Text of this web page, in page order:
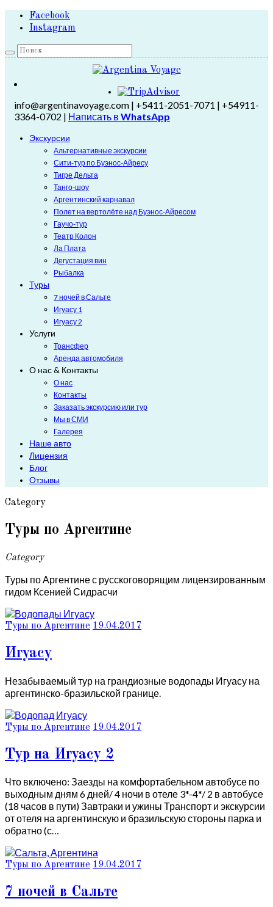
Facebook
Instagram
info@argentinavoyage.com | +5411-2051-7071 | +54911-
3364-0702 | Написать в WhatsApp
Экскурсии
Альтернативные экскурсии
Сити-тур по Буэнос-Айресу
Тигре Дельта
Танго-шоу
Аргентинский карнавал
Полет на вертолёте над Буэнос-Айресом
Гаучо-тур
Театр Колон
Ла Плата
Дегустация вин
Рыбалка
Туры
7 ночей в Сальте
Игуасу 1
Игуасу 2
Услуги
Трансфер
Аренда автомобиля
О нас & Контакты
О нас
Контакты
Заказать экскурсию или тур
Мы в СМИ
Галерея
Наше авто
Лицензия
Блог
Отзывы
Category
Туры по Аргентине
Category
Туры по Аргентине с русскоговорящим лицензированным
гидом Ксенией Сидрасчи
Туры по Аргентине 19.04.2017
Игуасу
Незабываемый тур на грандиозные водопады Игуасу на
аргентинско-бразильской границе.
Туры по Аргентине 19.04.2017
Тур на Игуасу 2
Что включено: Заезды на комфортабельном автобусе по
выходным дням 6 дней/ 4 ночи в отеле 3*-4*/ 2 в автобусе
(18 часов в пути) Завтраки и ужины Транспорт и экскурсии
от отеля на аргентинскую и бразильскую стороны парка и
обратно (с…
Туры по Аргентине 19.04.2017
7 ночей в Сальте